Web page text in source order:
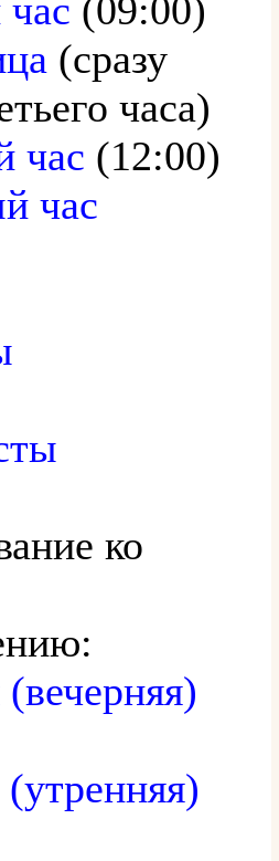
(09:00)
(сразу
часа)
час (12:00)
час
ко